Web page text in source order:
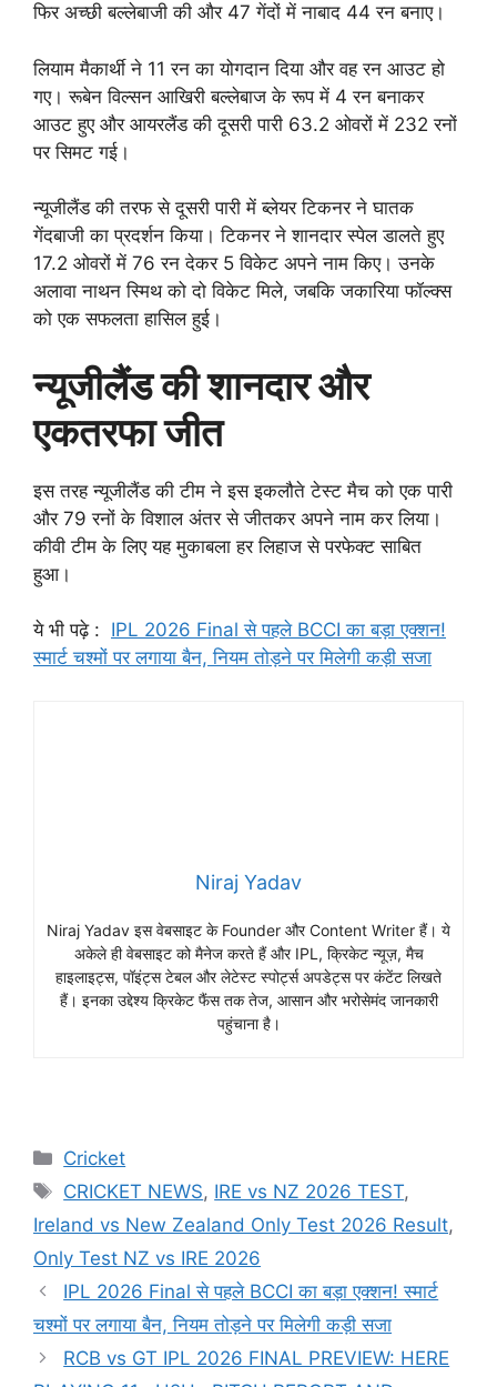
फिर अच्छी बल्लेबाजी की और 47 गेंदों में नाबाद 44 रन बनाए।
लियाम मैकार्थी ने 11 रन का योगदान दिया और वह रन आउट हो
गए। रूबेन विल्सन आखिरी बल्लेबाज के रूप में 4 रन बनाकर
आउट हुए और आयरलैंड की दूसरी पारी 63.2 ओवरों में 232 रनों
पर सिमट गई।
न्यूजीलैंड की तरफ से दूसरी पारी में ब्लेयर टिकनर ने घातक
गेंदबाजी का प्रदर्शन किया। टिकनर ने शानदार स्पेल डालते हुए
17.2 ओवरों में 76 रन देकर 5 विकेट अपने नाम किए। उनके
अलावा नाथन स्मिथ को दो विकेट मिले, जबकि जकारिया फॉल्क्स
को एक सफलता हासिल हुई।
न्यूजीलैंड की शानदार और
एकतरफा जीत
इस तरह न्यूजीलैंड की टीम ने इस इकलौते टेस्ट मैच को एक पारी
और 79 रनों के विशाल अंतर से जीतकर अपने नाम कर लिया।
कीवी टीम के लिए यह मुकाबला हर लिहाज से परफेक्ट साबित
हुआ।
ये भी पढ़े : IPL 2026 Final से पहले BCCI का बड़ा एक्शन!
स्मार्ट चश्मों पर लगाया बैन, नियम तोड़ने पर मिलेगी कड़ी सजा
Niraj Yadav
Niraj Yadav इस वेबसाइट के Founder और Content Writer हैं। ये
अकेले ही वेबसाइट को मैनेज करते हैं और IPL, क्रिकेट न्यूज़, मैच
हाइलाइट्स, पॉइंट्स टेबल और लेटेस्ट स्पोर्ट्स अपडेट्स पर कंटेंट लिखते
हैं। इनका उद्देश्य क्रिकेट फैंस तक तेज, आसान और भरोसेमंद जानकारी
पहुंचाना है।
Cricket
CRICKET NEWS, IRE vs NZ 2026 TEST,
Ireland vs New Zealand Only Test 2026 Result,
Only Test NZ vs IRE 2026
IPL 2026 Final से पहले BCCI का बड़ा एक्शन! स्मार्ट
चश्मों पर लगाया बैन, नियम तोड़ने पर मिलेगी कड़ी सजा
RCB vs GT IPL 2026 FINAL PREVIEW: HERE